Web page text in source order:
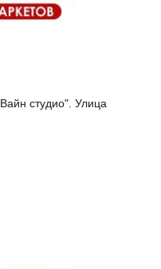
студио". Улица